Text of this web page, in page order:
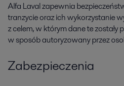
Alfa Laval zapewnia
tranzycie oraz ich wykorzystanie
z celem, w którym dane te zostały
w sposób autoryzowany przez
Zabezpieczenia